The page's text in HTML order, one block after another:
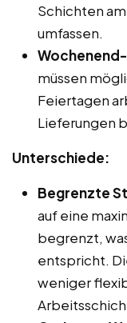
Schichten
umfassen.
müssen
Feiertagen
Lieferungen
Unterschiede:
Begrenzte
auf eine
begrenzt,
entspricht.
weniger